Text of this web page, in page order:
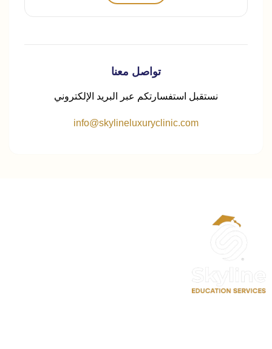
تواصل معنا
نستقبل استفسارتكم عبر البريد الإلكتروني
info@skylineluxuryclinic.com